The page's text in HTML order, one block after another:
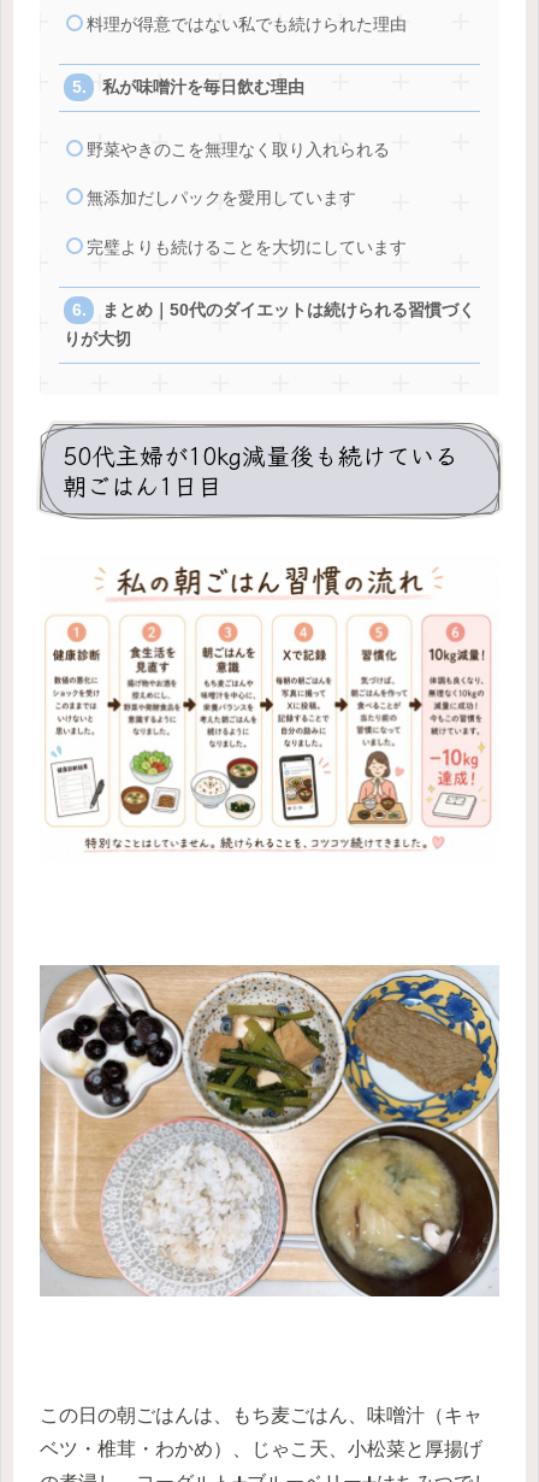
料理が得意ではない私でも続けられた理由
私が味噌汁を毎日飲む理由
野菜やきのこを無理なく取り入れられる
無添加だしパックを愛用しています
完璧よりも続けることを大切にしています
まとめ｜50代のダイエットは続けられる習慣づく
りが大切
50代主婦が10kg減量後も続けている
朝ごはん1日目
この日の朝ごはんは、もち麦ごはん、味噌汁（キャ
ベツ・椎茸・わかめ）、じゃこ天、小松菜と厚揚げ